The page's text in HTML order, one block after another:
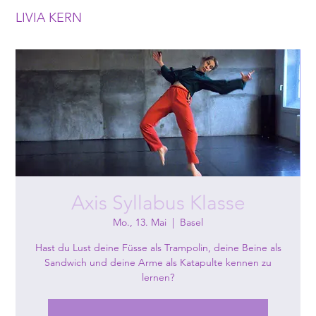
LIVIA KERN
Axis Syllabus Klasse
Mo., 13. Mai
  |
Basel
Hast du Lust deine Füsse als Trampolin, deine Beine als
Sandwich und deine Arme als Katapulte kennen zu
lernen?